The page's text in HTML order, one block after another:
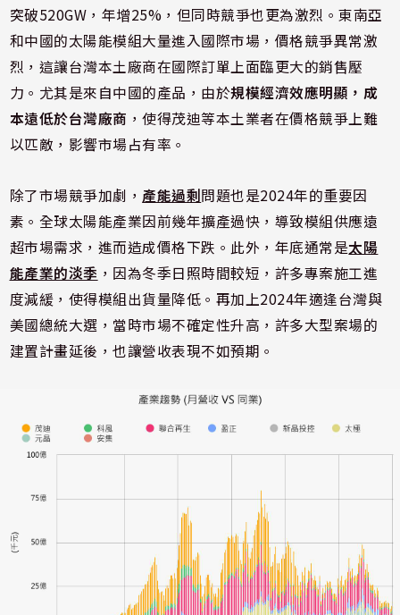
突破520GW，年增25%，但同時競爭也更為激烈。東南亞
和中國的太陽能模組大量進入國際市場，價格競爭異常激
烈，這讓台灣本土廠商在國際訂單上面臨更大的銷售壓
力。尤其是來自中國的產品，由於規模經濟效應明顯，成
本遠低於台灣廠商 ，使得茂迪等本土業者在價格競爭上難
以匹敵，影響市場占有率。
除了市場競爭加劇， 產能過剩問題也是2024年的重要因
素。全球太陽能產業因前幾年擴產過快，導致模組供應遠
超市場需求，進而造成價格下跌。此外，年底通常是太陽
能產業的淡季 ，因為冬季日照時間較短，許多專案施工進
度減緩，使得模組出貨量降低。再加上2024年適逢台灣與
美國總統大選，當時市場不確定性升高，許多大型案場的
建置計畫延後，也讓營收表現不如預期。